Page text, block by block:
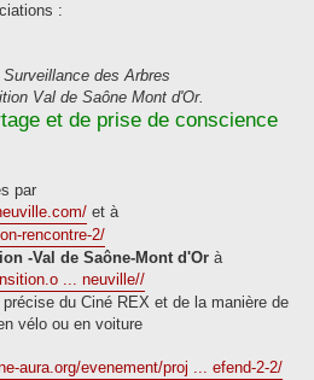
:
des Arbres
Val de Saône Mont d'Or.
et de prise de conscience
par
et à
rencontre-2/
-Val de Saône-Mont d'Or à
... neuville//
du Ciné REX et de la manière de
vélo ou en voiture
aura.org/evenement/proj ... efend-2-2/